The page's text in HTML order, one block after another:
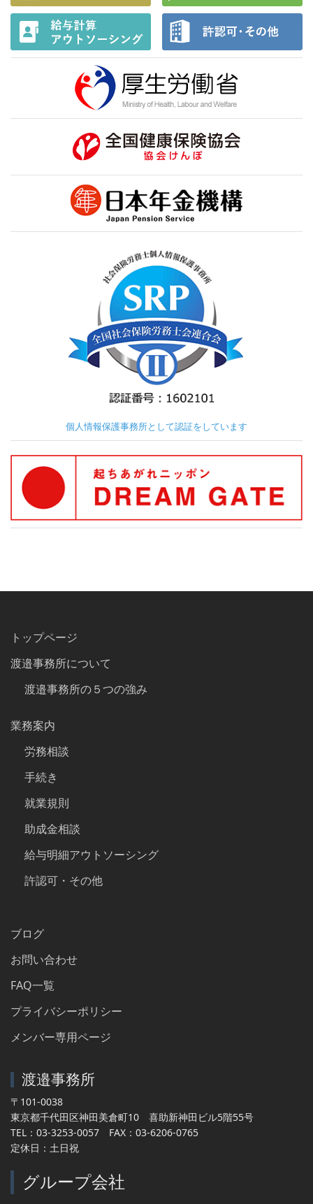
個人情報保護事務所として認証をしています
トップページ
渡邉事務所について
渡邉事務所の５つの強み
業務案内
労務相談
手続き
就業規則
助成金相談
給与明細アウトソーシング
許認可・その他
ブログ
お問い合わせ
FAQ一覧
プライバシーポリシー
メンバー専用ページ
渡邉事務所
〒101-0038
東京都千代田区神田美倉町10 喜助新神田ビル5階55号
TEL：03-3253-0057 FAX：03-6206-0765
定休日：土日祝
グループ会社